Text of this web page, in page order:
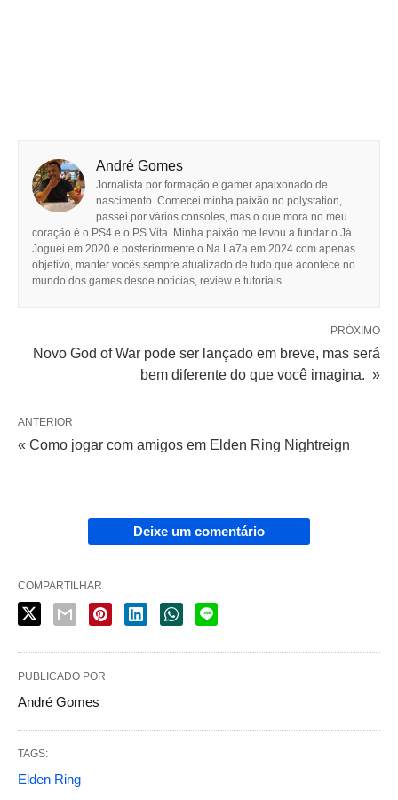
André Gomes
Jornalista por formação e gamer apaixonado de
nascimento. Comecei minha paixão no polystation,
passei por vários consoles, mas o que mora no meu
coração é o PS4 e o PS Vita. Minha paixão me levou a fundar o Já
Joguei em 2020 e posteriormente o Na La7a em 2024 com apenas
objetivo, manter vocês sempre atualizado de tudo que acontece no
mundo dos games desde noticias, review e tutoriais.
PRÓXIMO
Novo God of War pode ser lançado em breve, mas será
bem diferente do que você imagina. »
ANTERIOR
« Como jogar com amigos em Elden Ring Nightreign
Deixe um comentário
COMPARTILHAR
PUBLICADO POR
André Gomes
TAGS:
Elden Ring